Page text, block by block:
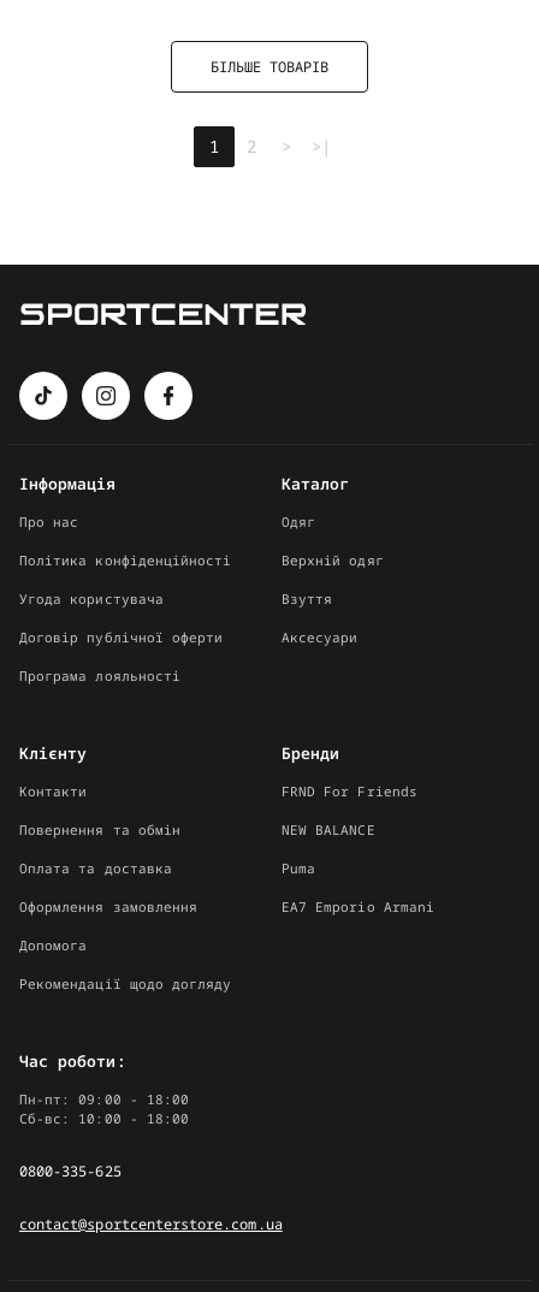
БІЛЬШЕ ТОВАРІВ
1 2 > >|
Каталог
Одяг
Верхній одяг
Взуття
Аксесуари
Інформація
Про нас
Політика конфіденційності
Угода користувача
Договір публічної оферти
Програма лояльності
Клієнту
Контакти
Повернення та обмін
Оплата та доставка
Оформлення замовлення
Допомога
Рекомендації щодо догляду
Бренди
FRND For Friends
NEW BALANCE
Puma
EA7 Emporio Armani
Час роботи:
Пн-пт: 09:00 - 18:00
Сб-вс: 10:00 - 18:00
0800-335-625
contact@sportcenterstore.com.ua